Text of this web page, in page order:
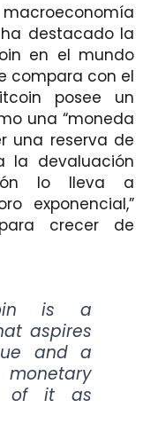
destacado la
en el mundo
compara con el
posee un
una “moneda
una reserva de
la devaluación
lo lleva a
exponencial,”
crecer de
is a
aspires
and a
of it as